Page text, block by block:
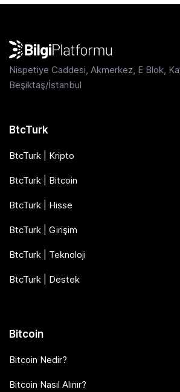
Nispetiye Caddesi, Akmerkez, E Blok,
Beşiktaş/İstanbul
BtcTurk
BtcTurk | Kripto
BtcTurk | Bitcoin
BtcTurk | Hisse
BtcTurk | Girişim
BtcTurk | Teknoloji
BtcTurk | Destek
Bitcoin
Bitcoin Nedir?
Bitcoin Nasıl Alınır?